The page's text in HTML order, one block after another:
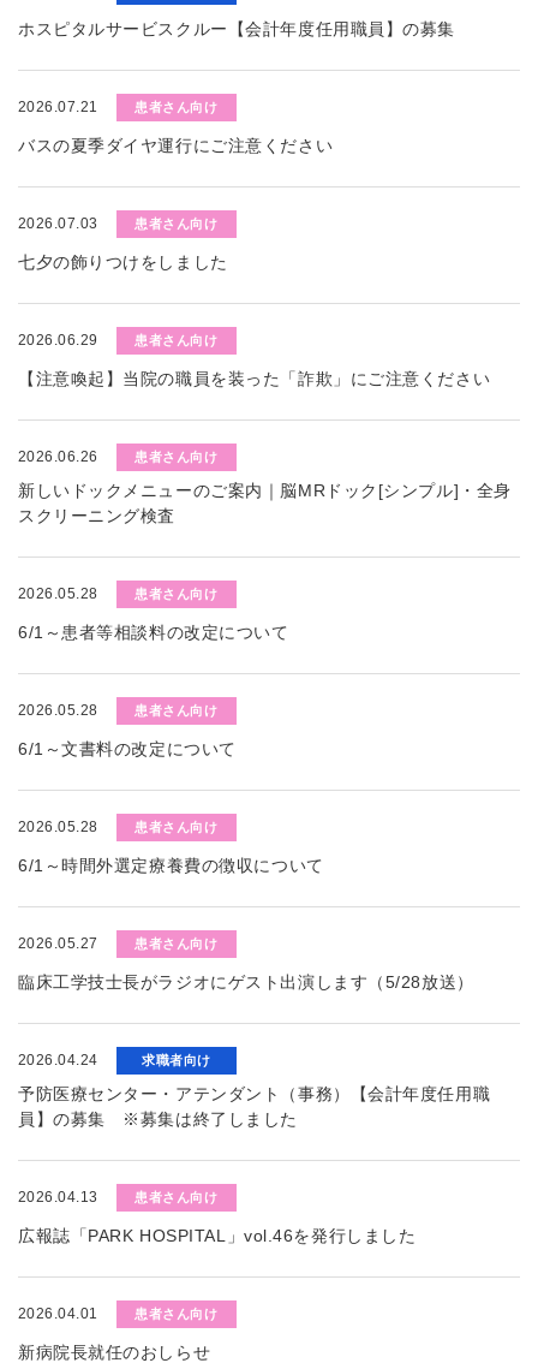
ホスピタルサービスクルー【会計年度任用職員】の募集
2026.07.21 患者さん向け
バスの夏季ダイヤ運行にご注意ください
2026.07.03 患者さん向け
七夕の飾りつけをしました
2026.06.29 患者さん向け
【注意喚起】当院の職員を装った「詐欺」にご注意ください
2026.06.26 患者さん向け
新しいドックメニューのご案内｜脳MRドック[シンプル]・全身
スクリーニング検査
2026.05.28 患者さん向け
6/1～患者等相談料の改定について
2026.05.28 患者さん向け
6/1～文書料の改定について
2026.05.28 患者さん向け
6/1～時間外選定療養費の徴収について
2026.05.27 患者さん向け
臨床工学技士長がラジオにゲスト出演します（5/28放送）
2026.04.24 求職者向け
予防医療センター・アテンダント（事務）【会計年度任用職
員】の募集 ※募集は終了しました
2026.04.13 患者さん向け
広報誌「PARK HOSPITAL」vol.46を発行しました
2026.04.01 患者さん向け
新病院長就任のおしらせ